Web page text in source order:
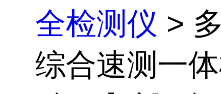
全检测仪 >
综合速测一